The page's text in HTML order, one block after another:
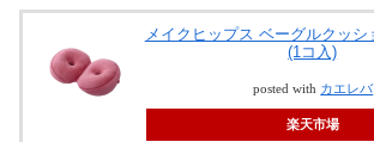
メイクヒップス ベーグルクッシ
(1コ入)
posted with カエレバ
楽天市場